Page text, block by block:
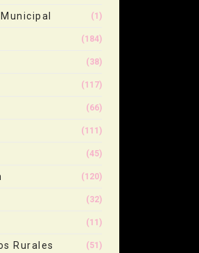
(1)
(184)
(38)
(117)
(66)
(111)
(45)
(120)
(32)
(11)
Rurales (51)